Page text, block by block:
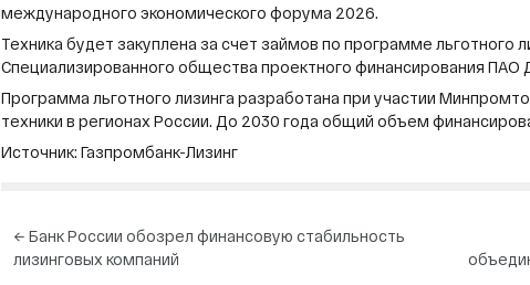
международного экономического форума 2026.
Техника будет закуплена за счет займов по программе льготного
Специализированного общества проектного финансирования
Программа льготного лизинга разработана при участии
техники в регионах России. До 2030 года общий объем
Источник: Газпромбанк-Лизинг
Навигация
по
← Банк России обозрел финансовую стабильность
лизинговых компаний